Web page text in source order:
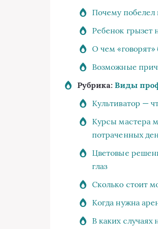
Почему побелел
Ребенок грызет
О чем «говорят»
Возможные
Рубрика: Виды
Культиватор —
Курсы мастера
потраченных
Цветовые
глаз
Сколько стоит
Когда нужна
В каких случаях